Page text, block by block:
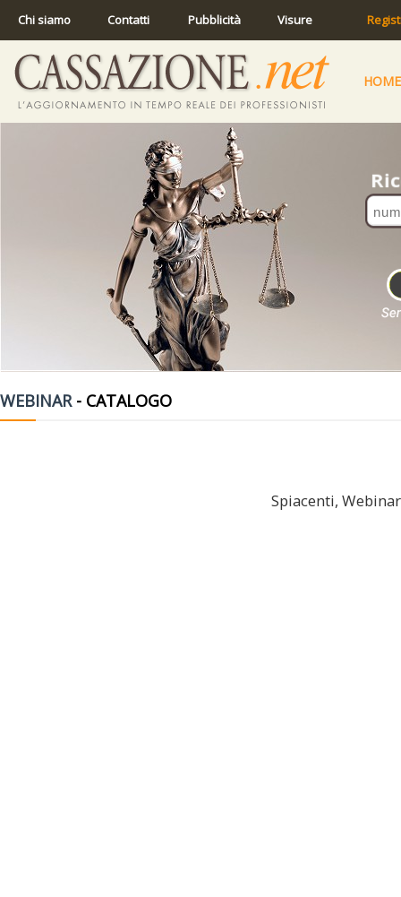
Chi siamo Contatti Pubblicità Visure
HOME
WEBINAR- CATALOGO
Spiacenti,